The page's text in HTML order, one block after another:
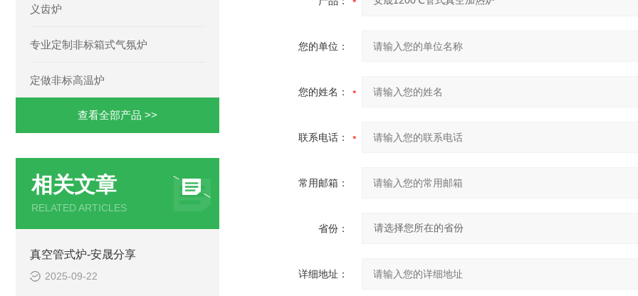
义齿炉
专业定制非标箱式气氛炉
定做非标高温炉
查看全部产品 >>
相关文章
RELATED ARTICLES
真空管式炉-安晟分享
2025-09-22
您的单位：
您的姓名：
联系电话：
常用邮箱：
省份：
详细地址：